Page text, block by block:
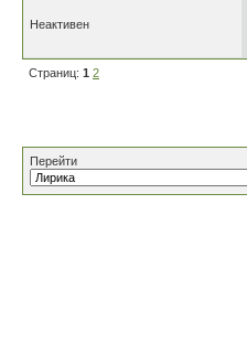
Неактивен
Страниц: 1 2
Перейти